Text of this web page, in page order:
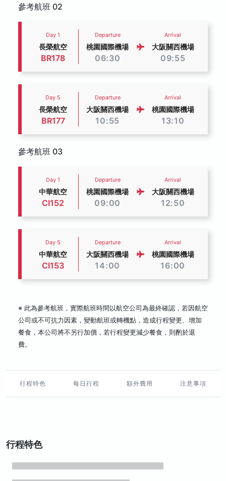
參考航班 02
Day 1
長榮航空
BR178
Departure
桃園國際機場
06:30
Arrival
大阪關西機場
09:55
Day 5
長榮航空
BR177
Departure
大阪關西機場
10:55
Arrival
桃園國際機場
13:10
參考航班 03
Day 1
中華航空
CI152
Departure
桃園國際機場
09:00
Arrival
大阪關西機場
12:50
Day 5
中華航空
CI153
Departure
大阪關西機場
14:00
Arrival
桃園國際機場
16:00
※ 此為參考航班，實際航班時間以航空公司為最終確認，若因航空
公司或不可抗力因素，變動航班或轉機點，造成行程變更、增加
餐食，本公司將不另行加價，若行程變更減少餐食，則酌於退
費。
行程特色 每日行程 額外費用 注意事項
行程特色